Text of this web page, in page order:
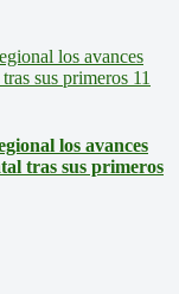
los avances
tras sus primeros